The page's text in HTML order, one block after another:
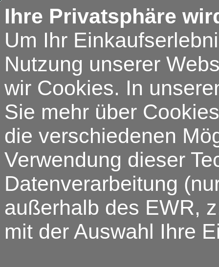
Ihre Privatsphäre
Um Ihr
Nutzung unserer
wir Cookies. In
Sie mehr über
die verschiedenen
Verwendung dieser
Datenverarbeitung
außerhalb des EWR,
mit der Auswahl Ihre